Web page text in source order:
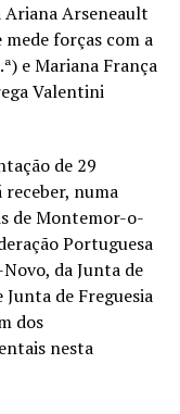
Ariana Arseneault
mede forças com a
e Mariana França
Valentini
de 29
numa
de Montemor-o-
Portuguesa
da Junta de
Junta de Freguesia
dos
nesta